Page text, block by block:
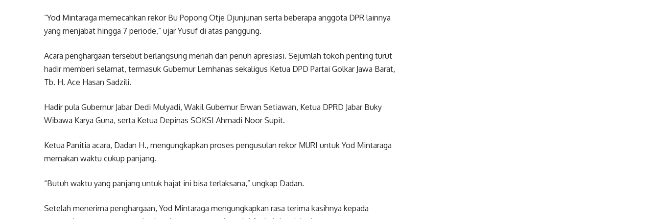
“Yod Mintaraga memecahkan rekor Bu Popong Otje Djunjunan serta beberapa anggota DPR lainnya
yang menjabat hingga 7 periode,” ujar Yusuf di atas panggung.
Acara penghargaan tersebut berlangsung meriah dan penuh apresiasi. Sejumlah tokoh penting turut
hadir memberi selamat, termasuk Gubernur Lemhanas sekaligus Ketua DPD Partai Golkar Jawa Barat,
Tb. H. Ace Hasan Sadzili.
Hadir pula Gubernur Jabar Dedi Mulyadi, Wakil Gubernur Erwan Setiawan, Ketua DPRD Jabar Buky
Wibawa Karya Guna, serta Ketua Depinas SOKSI Ahmadi Noor Supit.
Ketua Panitia acara, Dadan H., mengungkapkan proses pengusulan rekor MURI untuk Yod Mintaraga
memakan waktu cukup panjang.
“Butuh waktu yang panjang untuk hajat ini bisa terlaksana,” ungkap Dadan.
Setelah menerima penghargaan, Yod Mintaraga mengungkapkan rasa terima kasihnya kepada